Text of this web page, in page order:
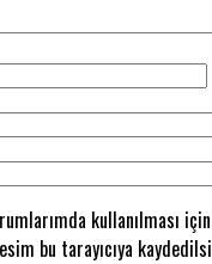
kullanılması
bu tarayıcıya